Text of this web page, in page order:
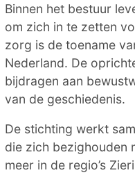
Binnen het bestuur
om zich in te zetten
zorg is de toename
Nederland. De
bijdragen aan
van de geschiedenis.
De stichting werkt
die zich bezighouden
meer in de regio’s